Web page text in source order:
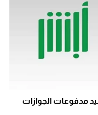
مدفوعات الجوازات